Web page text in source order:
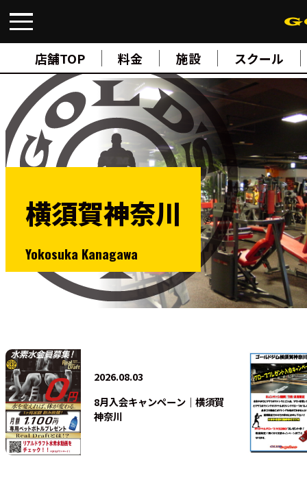
店舗TOP 料金 施設 スクール
FIND A GYM 店舗検索
ABOUT ゴールドジムについて
SUPPORT トレーニングサポート
SCHOOLスクール
STUDIOスタジオ
JOIN ご入会について
NEWSニュース
SHOPオンラインストア
法人会員
横須賀神奈川
Yokosuka Kanagawa
2026.08.03
8月入会キャンペーン｜横須賀
神奈川